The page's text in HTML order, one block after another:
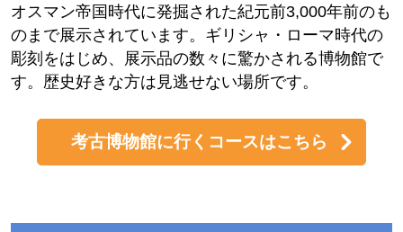
オスマン帝国時代に発掘された紀元前3,000年前のも
のまで展示されています。ギリシャ・ローマ時代の
彫刻をはじめ、展示品の数々に驚かされる博物館で
す。歴史好きな方は見逃せない場所です。
考古博物館に行くコースはこちら